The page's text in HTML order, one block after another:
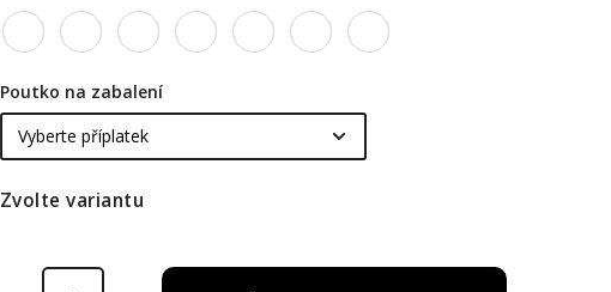
Poutko na zabalení
Zvolte variantu